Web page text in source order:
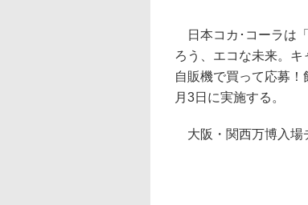
日本コカ･コーラは
ろう、エコな未来。
自販機で買って応募
月3日に実施する。
大阪・関西万博入場